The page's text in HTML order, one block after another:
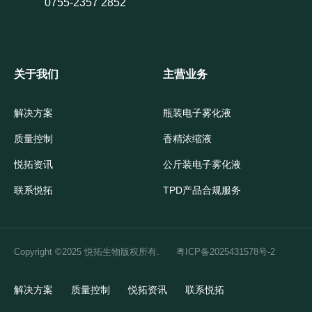
0755-2357 2852
关于我们
解决方案
质量控制
悦拓资讯
联系悦拓
主营业务
瓶装电子雾化液
香精浓缩液
公斤装电子雾化液
TPD产品合规服务
Copyright ©2025 悦拓生物版权所有. 粤ICP备2025431578号-2
解决方案 质量控制 悦拓资讯 联系悦拓